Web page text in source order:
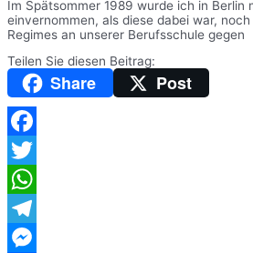
Im Spätsommer 1989 wurde ich in Berlin
einvernommen, als diese dabei war,
Regimes an unserer Berufsschule gegen
Teilen Sie diesen Beitrag:
Share Post
Facebook
Twitter
WhatsApp
Telegram